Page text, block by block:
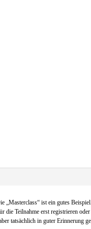
ist ein gutes
Teilnahme erst registrieren
tatsächlich in guter Erinnerung